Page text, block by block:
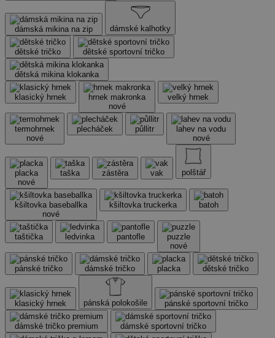
dámská mikina na zip dámské kalhotky
dětské tričko dětské sportovní tričko
dětská mikina klokanka
klasický hrnek
hrnek makronka
nové
velký hrnek
termohrnek
nové
plecháček půllitr
lahev na vodu
nové
placka
nové
taška zástěra vak polštář
kšiltovka baseballka
nové
kšiltovka truckerka batoh
taštička ledvinka pantofle
puzzle
nové
pánské tričko dámské tričko placka dětské tričko
klasický hrnek pánská polokošile pánské sportovní tričko
dámské tričko premium dámské sportovní tričko